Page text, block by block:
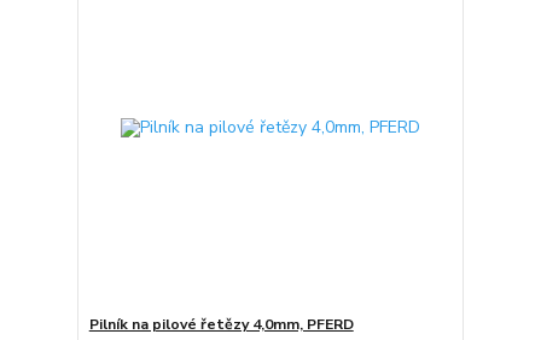
Pilník na pilové řetězy 4,0mm, PFERD